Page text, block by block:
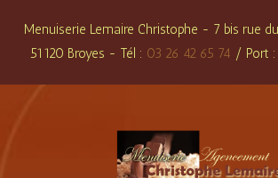
content
Menuiserie Lemaire Christophe - 7 bis rue
51120 Broyes - Tél : 03 26 42 65 74 / Port :